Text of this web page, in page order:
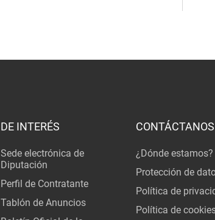
DE INTERÉS
Sede electrónica de
Diputación
Perfil de Contratante
Tablón de Anuncios
CONTÁCTANOS
¿Dónde estamos?
Protección de
Política de
Política de